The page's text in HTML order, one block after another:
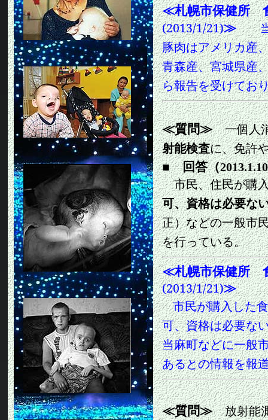
≪札幌市保健所
(2013/1/21)≫当該
豚肉はアメリカ産
青森産、宮城県産
ら報告を受けてお
≪質問≫一個人
射能検査に、免許
■回答（2013.1.10
市民、住民が購
可、資格は必要な
正）などの一般市
を行っている。
≪札幌市保健所
(2013/1/21)≫
市民が購入した
可、資格は必要な
当麻町などに一般
あるとの情報を報
≪質問≫放射能